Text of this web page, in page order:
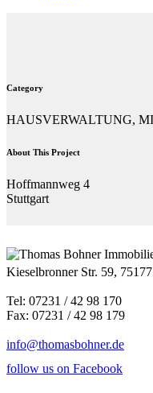
Category
HAUSVERWALTUNG,
About This Project
Hoffmannweg 4
Stuttgart
Kieselbronner Str. 59,
Tel: 07231 / 42 98 170
Fax: 07231 / 42 98 179
info@thomasbohner.de
follow us on Facebook